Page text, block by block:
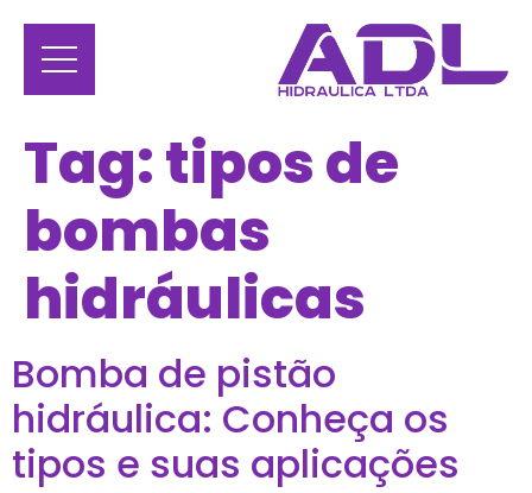
Tag:tipos de
bombas
hidráulicas
Bomba de pistão
hidráulica: Conheça os
tipos e suas aplicações